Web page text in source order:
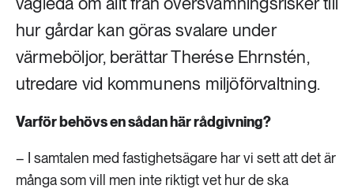
hur gårdar kan göras svalare under
värmeböljor, berättar Therése Ehrnstén,
utredare vid kommunens miljöförvaltning.
Varför behövs en sådan här rådgivning?
– I samtalen med fastighetsägare har vi sett att det är
många som vill men inte riktigt vet hur de ska